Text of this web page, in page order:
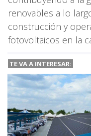
renovables a lo
construcción y
fotovoltaicos en la
TE VA A INTERESAR: